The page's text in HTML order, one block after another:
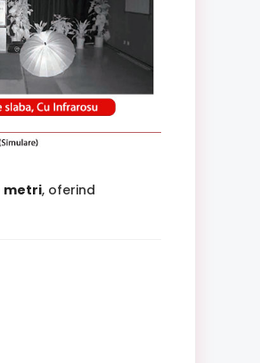
metri, oferind